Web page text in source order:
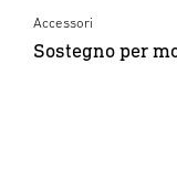
Accessori
Sostegno per